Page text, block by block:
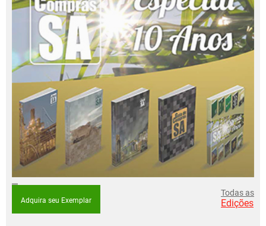
Adquira seu Exemplar
Todas as
Edições